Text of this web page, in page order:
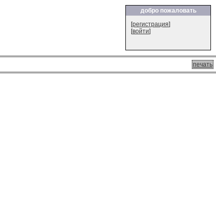
добро пожаловать
[регистрация]
[войти]
печать